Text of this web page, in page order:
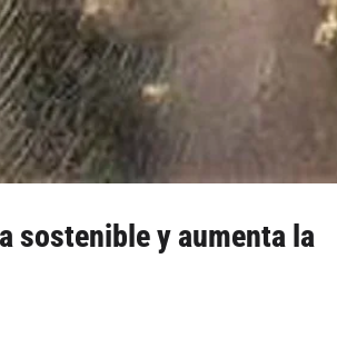
sostenible y aumenta la